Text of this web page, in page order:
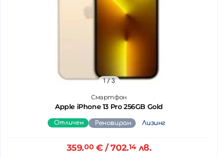
Смартфон
Apple iPhone 13 Pro 256GB Gold
1/ 3
Отличен Реновиран Лизинг
359.00€ / 702.14лв.